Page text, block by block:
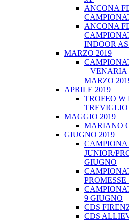
ANCONA
ANCONA
INDOOR
MARZO 2019
– VENARIA
MARZO
APRILE 2019
TROFEO W
TREVIGLIO
MAGGIO 2019
MARIANO
GIUGNO 2019
JUNIOR/
GIUGNO
9 GIUGNO
CDS
CDS